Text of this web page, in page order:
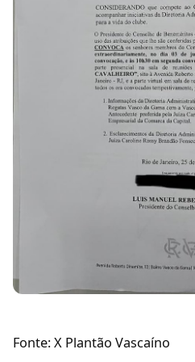
Fonte: X Plantão Vascaíno